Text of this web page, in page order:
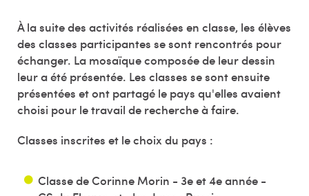
À la suite des activités réalisées en classe, les élèves
des classes participantes se sont rencontrés pour
échanger. La mosaïque composée de leur dessin
leur a été présentée. Les classes se sont ensuite
présentées et ont partagé le pays qu'elles avaient
choisi pour le travail de recherche à faire.
Classes inscrites et le choix du pays :
Classe de Corinne Morin - 3e et 4e année -